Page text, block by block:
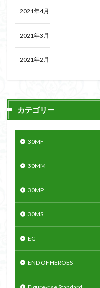
2021年4月
2021年3月
2021年2月
カテゴリー
30MF
30MM
30MP
30MS
EG
END OF HEROES
Figure-rise Standard